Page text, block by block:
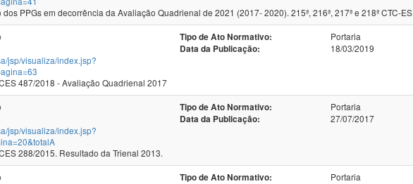
PPGs em decorrência da Avaliação Quadrienal de 2021 (2017- 2020). 215ª, 216ª, 217ª e 218ª CTC-ES
Tipo de Ato Normativo:
Portaria
Data da Publicação:
18/03/2019
jsp/visualiza/index.jsp?
487/2018 - Avaliação Quadrienal 2017
Tipo de Ato Normativo:
Portaria
Data da Publicação:
27/07/2017
jsp/visualiza/index.jsp?
288/2015. Resultado da Trienal 2013.
Tipo de Ato Normativo:
Portaria